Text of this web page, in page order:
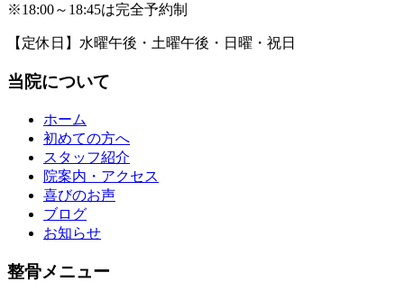
※18:00～18:45は完全予約制
【定休日】水曜午後・土曜午後・日曜・祝日
当院について
ホーム
初めての方へ
スタッフ紹介
院案内・アクセス
喜びのお声
ブログ
お知らせ
整骨メニュー